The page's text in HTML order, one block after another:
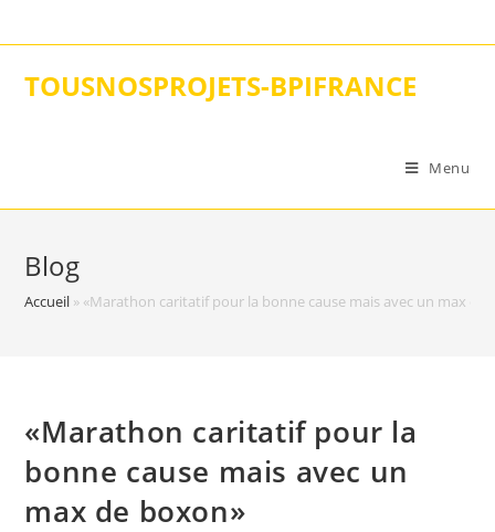
to
TOUSNOSPROJETS-BPIFRANCE
Menu
Blog
Accueil » «Marathon caritatif pour la bonne cause mais avec un max de
«Marathon caritatif pour la
bonne cause mais avec un
max de boxon»